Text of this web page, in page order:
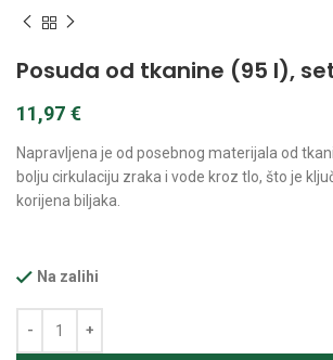
Posuda od tkanine (95 l),
11,97 €
Napravljena je od posebnog materijala od
bolju cirkulaciju zraka i vode kroz tlo, što je
korijena biljaka.
Na zalihi